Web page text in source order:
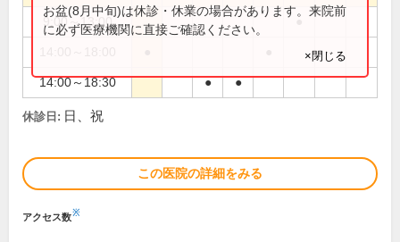
9:00～13:00 ●
14:00～18:30 ● ●
お盆(8月中旬)は休診・休業の場合があります。来院前
に必ず医療機関に直接ご確認ください。
×閉じる
休診日: 日、祝
この医院の詳細をみる
アクセス数※